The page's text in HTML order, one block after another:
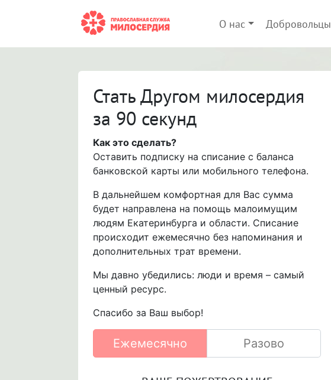
О нас Добровольцы
Стать Другом милосердия
за 90 секунд
Как это сделать?
Оставить подписку на списание с баланса
банковской карты или мобильного телефона.
В дальнейшем комфортная для Вас сумма
будет направлена на помощь малоимущим
людям Екатеринбурга и области. Списание
происходит ежемесячно без напоминания и
дополнительных трат времени.
Мы давно убедились: люди и время – самый
ценный ресурс.
Спасибо за Ваш выбор!
Ежемесячно Разово